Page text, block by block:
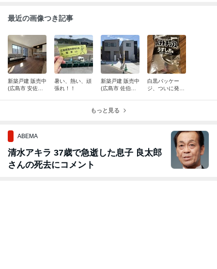
最近の画像つき記事
新築戸建 販売中
(広島市 安佐南
暑い、熱い、頑
張れ！！
新築戸建 販売中
(広島市 佐伯
白黒パッケー
ジ、ついに発
もっと見る
ABEMA
清水アキラ 37歳で急逝した息子 良太郎
さんの死去にコメント